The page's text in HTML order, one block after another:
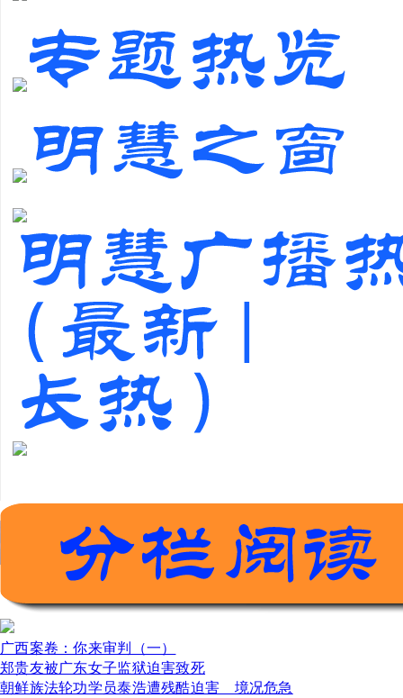
广西案卷：你来审判（一）
郑贵友被广东女子监狱迫害致死
朝鲜族法轮功学员泰浩遭残酷迫害 境况危急